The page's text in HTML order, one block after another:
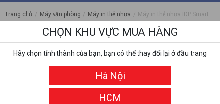
Trang chủ / Máy văn phòng / Máy in thẻ nhựa / Máy in thẻ nhựa IDP Smart
CHỌN KHU VỰC MUA HÀNG
Hãy chọn tỉnh thành của bạn, bạn có thể thay đổi lại ở đầu trang
Hà Nội
HCM